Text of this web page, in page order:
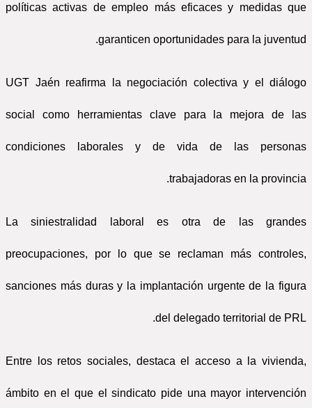
políticas activas de empleo más eficaces y medidas que
garanticen oportunidades para la juventud.
UGT Jaén reafirma la negociación colectiva y el diálogo
social como herramientas clave para la mejora de las
condiciones laborales y de vida de las personas
trabajadoras en la provincia.
La siniestralidad laboral es otra de las grandes
preocupaciones, por lo que se reclaman más controles,
sanciones más duras y la implantación urgente de la figura
del delegado territorial de PRL.
Entre los retos sociales, destaca el acceso a la vivienda,
ámbito en el que el sindicato pide una mayor intervención